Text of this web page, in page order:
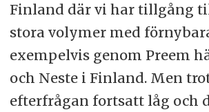
Finland där vi har tillgång
stora volymer med
exempelvis genom Preem
och Neste i Finland. Men
efterfrågan fortsatt låg och